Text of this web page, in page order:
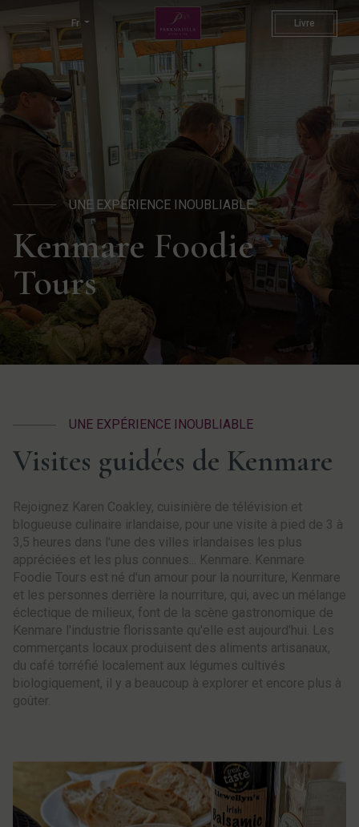
Fr
Kenmare Foodie Tours | 4*
Livre
UNE EXPÉRIENCE INOUBLIABLE
Kenmare Foodie
Tours
UNE EXPÉRIENCE INOUBLIABLE
Visites guidées de Kenmare
Rejoignez Karen Coakley, cuisinière de télévision et
blogueuse culinaire irlandaise, pour une visite à pied de 3 à
3,5 heures dans l'une des villes irlandaises les plus
appréciées et les plus connues... Kenmare. Kenmare
Foodie Tours est né d'un amour pour la nourriture, Kenmare
et les personnes derrière la nourriture, qui, avec un mélange
éclectique de milieux, font de la scène gastronomique de
Kenmare l'industrie florissante qu'elle est aujourd'hui. Les
commerçants locaux produisent des aliments artisanaux,
du café torréfié localement aux légumes cultivés
biologiquement, il y a beaucoup à explorer et encore plus à
goûter.